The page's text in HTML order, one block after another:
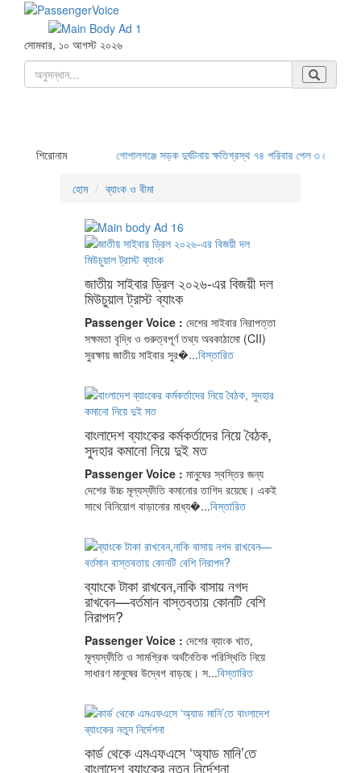
সোমবার, ১০ আগস্ট ২০২৬
শিরোনামগোপালগঞ্জে সড়ক দুর্ঘটনায় ক্ষতিগ্রস্থ ৭৪ পরিবার পেল ৩ কোটি ৪৬ লাখ টাকা
হোম ব্যাংক ও বীমা
জাতীয় সাইবার ড্রিল ২০২৬-এর বিজয়ী দল
মিউচুয়াল ট্রাস্ট ব্যাংক
Passenger Voice : দেশের সাইবার নিরাপত্তা
সক্ষমতা বৃদ্ধি ও গুরুত্বপূর্ণ তথ্য অবকাঠামো (CII)
সুরক্ষায় জাতীয় সাইবার সুর�...বিস্তারিত
বাংলাদেশ ব্যাংকের কর্মকর্তাদের নিয়ে বৈঠক,
সুদহার কমানো নিয়ে দুই মত
Passenger Voice : মানুষের স্বস্তির জন্য
দেশের উচ্চ মূল্যস্ফীতি কমানোর তাগিদ রয়েছে। একই
সাথে বিনিয়োগ বাড়ানোর মাধ্য�...বিস্তারিত
ব্যাংকে টাকা রাখবেন,নাকি বাসায় নগদ
রাখবেন—বর্তমান বাস্তবতায় কোনটি বেশি
নিরাপদ?
Passenger Voice : দেশের ব্যাংক খাত,
মূল্যস্ফীতি ও সামগ্রিক অর্থনৈতিক পরিস্থিতি নিয়ে
সাধারণ মানুষের উদ্বেগ বাড়ছে। স...বিস্তারিত
কার্ড থেকে এমএফএসে ‘অ্যাড মানি’তে
বাংলাদেশ ব্যাংকের নতুন নির্দেশনা